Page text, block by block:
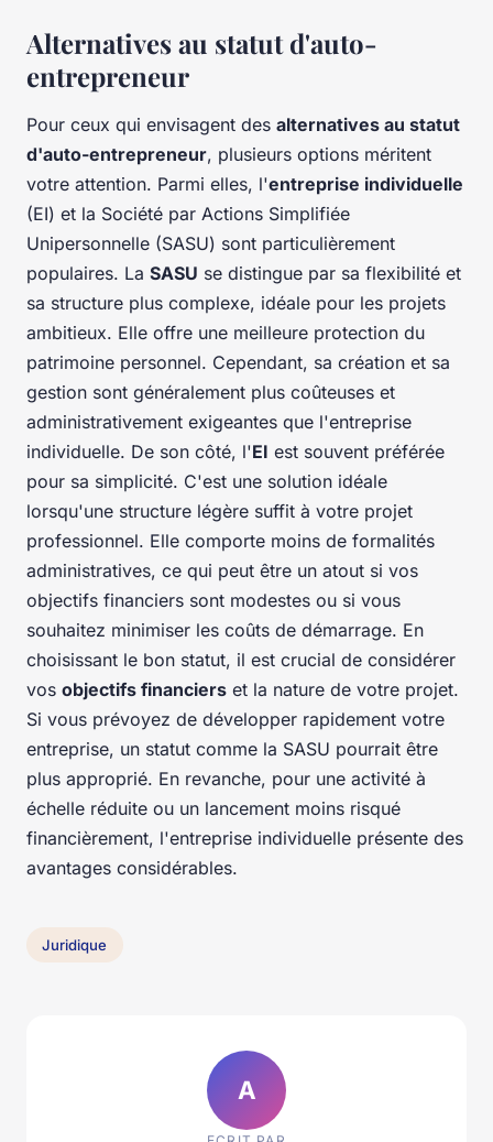
Alternatives au statut d'auto-
entrepreneur
Pour ceux qui envisagent des alternatives au statut
d'auto-entrepreneur, plusieurs options méritent
votre attention. Parmi elles, l'entreprise individuelle
(EI) et la Société par Actions Simplifiée
Unipersonnelle (SASU) sont particulièrement
populaires. La SASU se distingue par sa flexibilité et
sa structure plus complexe, idéale pour les projets
ambitieux. Elle offre une meilleure protection du
patrimoine personnel. Cependant, sa création et sa
gestion sont généralement plus coûteuses et
administrativement exigeantes que l'entreprise
individuelle. De son côté, l'EI est souvent préférée
pour sa simplicité. C'est une solution idéale
lorsqu'une structure légère suffit à votre projet
professionnel. Elle comporte moins de formalités
administratives, ce qui peut être un atout si vos
objectifs financiers sont modestes ou si vous
souhaitez minimiser les coûts de démarrage. En
choisissant le bon statut, il est crucial de considérer
vos objectifs financiers et la nature de votre projet.
Si vous prévoyez de développer rapidement votre
entreprise, un statut comme la SASU pourrait être
plus approprié. En revanche, pour une activité à
échelle réduite ou un lancement moins risqué
financièrement, l'entreprise individuelle présente des
avantages considérables.
Juridique
A